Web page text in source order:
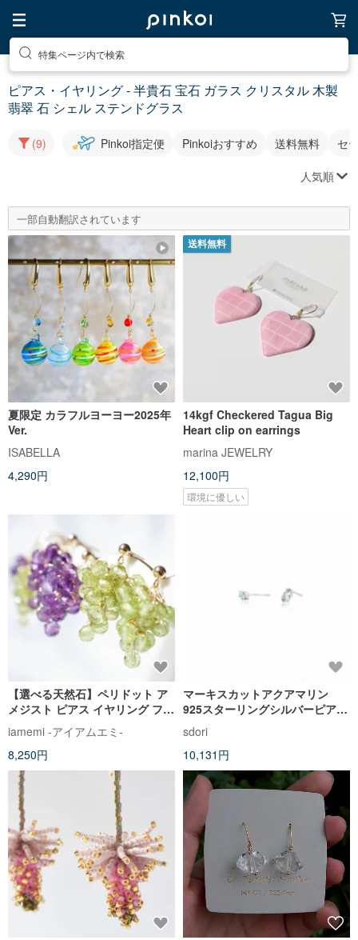
特集ページ内で検索
ピアス・イヤリング - 半貴石 宝石 ガラス クリスタル 木製
翡翠 石 シェル ステンドグラス
(9) Pinkoi指定便 Pinkoiおすすめ 送料無料 セ
人気順
一部自動翻訳されています
夏限定 カラフルヨーヨー2025年
Ver.
ISABELLA
4,290円
送料無料
14kgf Checkered Tagua Big
Heart clip on earrings
marina JEWELRY
12,100円
環境に優しい
【選べる天然石】ペリドット ア
メジスト ピアス イヤリング フル
8月 誕生石 夏
iamemi -アイアムエミ-
8,250円
マーキスカットアクアマリン
925スターリングシルバーピアス
（シルバー/ローズゴールド/18K
ゴールド）| アクアマリンシリー
ズ
sdori
10,131円